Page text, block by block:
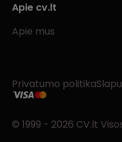
Apie cv.lt
Apie mus
Privatumo politika
© 1999 - 2026 CV.lt